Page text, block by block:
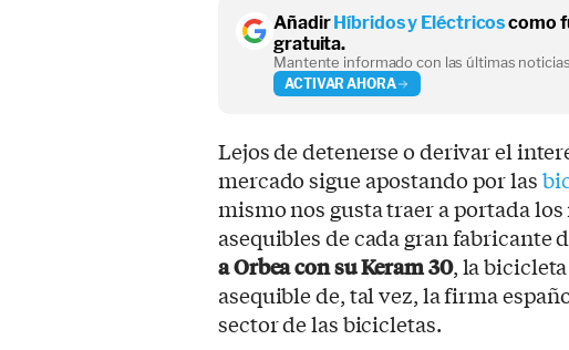
AñadirHíbridos y Eléctricoscomo
gratuita.
Mantente informado con las últimas
ACTIVAR AHORA
Lejos de detenerse o derivar el
mercado sigue apostando por las
mismo nos gusta traer a portada
asequibles de cada gran fabricante
a Orbea con su Keram 30, la
asequible de, tal vez, la firma
sector de las bicicletas.